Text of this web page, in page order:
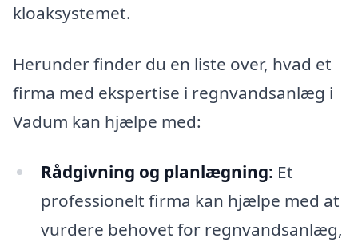
kloaksystemet.
Herunder finder du en liste over, hvad et
firma med ekspertise i regnvandsanlæg i
Vadum kan hjælpe med:
Rådgivning og planlægning: Et
professionelt firma kan hjælpe med at
vurdere behovet for regnvandsanlæg,